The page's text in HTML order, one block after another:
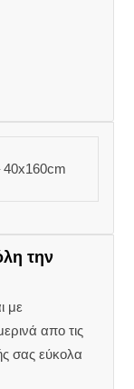
την
με
απο τις
σας εύκολα